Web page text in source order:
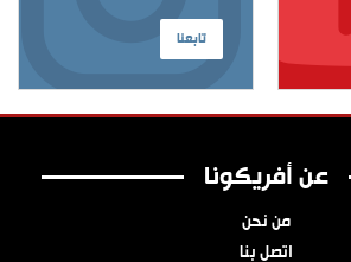
تابعنا
عن أفريكونا
من نحن
اتصل بنا